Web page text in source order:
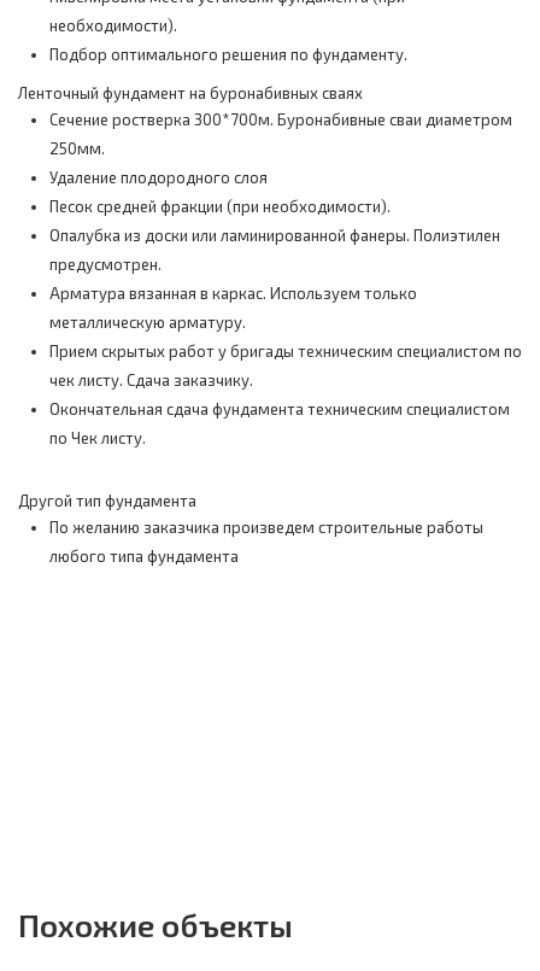
необходимости).
Подбор оптимального решения по фундаменту.
Ленточный фундамент на буронабивных сваях
Сечение ростверка 300*700м. Буронабивные сваи диаметром
250мм.
Удаление плодородного слоя
Песок средней фракции (при необходимости).
Опалубка из доски или ламинированной фанеры. Полиэтилен
предусмотрен.
Арматура вязанная в каркас. Используем только
металлическую арматуру.
Прием скрытых работ у бригады техническим специалистом по
чек листу. Сдача заказчику.
Окончательная сдача фундамента техническим специалистом
по Чек листу.
Другой тип фундамента
По желанию заказчика произведем строительные работы
любого типа фундамента
Похожие объекты